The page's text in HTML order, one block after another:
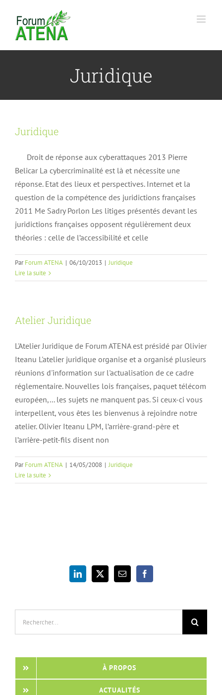
contenu
Juridique
Juridique
Droit de réponse aux cyberattaques 2013 Pierre
Belicar La cybercriminalité est là et nécessite une
réponse. Etat des lieux et perspectives. Internet et la
question de la compétence des juridictions françaises
2011 Me Sadry Porlon Les litiges présentés devant les
juridictions françaises opposent régulièrement deux
théories : celle de l’accessibilité et celle
ParForum ATENA | 06/10/2013 | Juridique
Lire la suite
Atelier Juridique
L'Atelier Juridique de Forum ATENA est présidé par Olivier
Iteanu L'atelier juridique organise et a organisé plusieurs
réunions d'information sur l'actualisation de ce cadre
réglementaire. Nouvelles lois françaises, paquet télécom
européen,... les sujets ne manquent pas. Si ceux-ci vous
interpellent, vous êtes les bienvenus à rejoindre notre
atelier. Olivier Iteanu LPM, l’arrière-grand-père et
l’arrière-petit-fils disent non
ParForum ATENA | 14/05/2008 | Juridique
Lire la suite
À PROPOS
ACTUALITÉS